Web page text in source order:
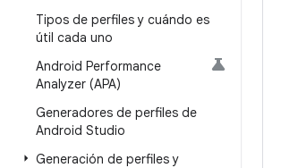
Tipos de perfiles y cuándo es
útil cada uno
Android Performance
Analyzer (APA)
Generadores de perfiles de
Android Studio
Generación de perfiles y